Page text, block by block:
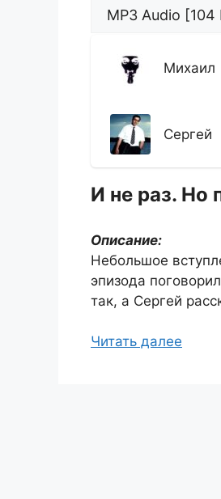
Михаил
Сергей
И не раз. Но
Описание:
Небольшое
эпизода
так, а Сергей
Читать далее